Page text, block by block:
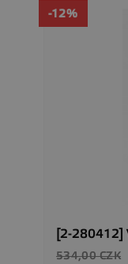
[2-280412]
Verkaufspreis
534,00 CZK
-12%